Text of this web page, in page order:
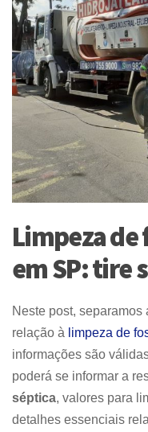
Limpeza de
em SP: tire
Neste post,
relação à limpeza de
informações são
poderá se informar a
séptica, valores para
detalhes essenciais